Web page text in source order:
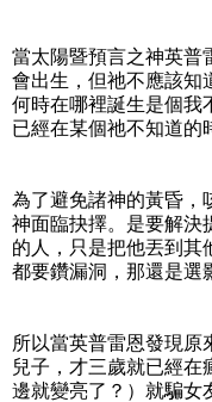
當太陽暨預言之神英普
會出生，但祂不應該知
何時在哪裡誕生是個我
已經在某個祂不知道的
為了避免諸神的黃昏，
神面臨抉擇。是要解決
的人，只是把他丟到其
都要鑽漏洞，那還是選
所以當英普雷恩發現原
兒子，才三歲就已經在
邊就變亮了？）就騙女